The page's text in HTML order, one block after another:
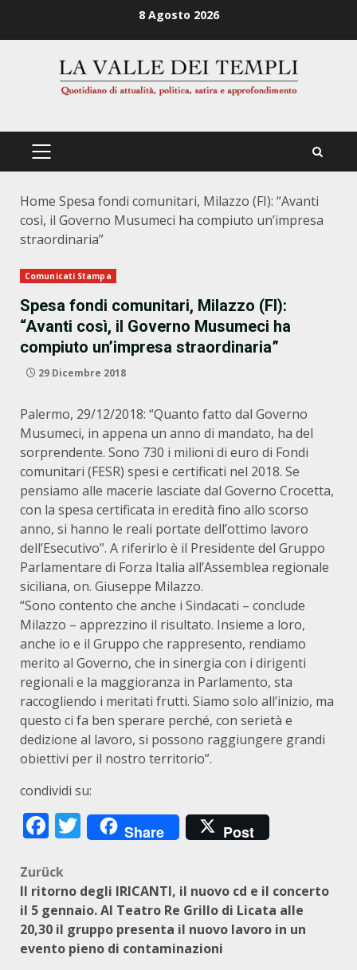
8 Agosto 2026
PRIMÄRES
Home Spesa fondi comunitari, Milazzo (FI): “Avanti
così, il Governo Musumeci ha compiuto un’impresa
straordinaria”
Comunicati Stampa
Spesa fondi comunitari, Milazzo (FI):
“Avanti così, il Governo Musumeci ha
compiuto un’impresa straordinaria”
29 Dicembre 2018
Palermo, 29/12/2018: “Quanto fatto dal Governo
Musumeci, in appena un anno di mandato, ha del
sorprendente. Sono 730 i milioni di euro di Fondi
comunitari (FESR) spesi e certificati nel 2018. Se
pensiamo alle macerie lasciate dal Governo Crocetta,
con la spesa certificata in eredità fino allo scorso
anno, si hanno le reali portate dell’ottimo lavoro
dell’Esecutivo”. A riferirlo è il Presidente del Gruppo
Parlamentare di Forza Italia all’Assemblea regionale
siciliana, on. Giuseppe Milazzo.
“Sono contento che anche i Sindacati – conclude
Milazzo – apprezzino il risultato. Insieme a loro,
anche io e il Gruppo che rappresento, rendiamo
merito al Governo, che in sinergia con i dirigenti
regionali e la maggioranza in Parlamento, sta
raccogliendo i meritati frutti. Siamo solo all’inizio, ma
questo ci fa ben sperare perché, con serietà e
dedizione al lavoro, si possono raggiungere grandi
obiettivi per il nostro territorio”.
condividi su:
Facebook
Twitter
Share Post
Beitragsnavigation
Zurück
Il ritorno degli IRICANTI, il nuovo cd e il concerto
il 5 gennaio. Al Teatro Re Grillo di Licata alle
20,30 il gruppo presenta il nuovo lavoro in un
evento pieno di contaminazioni